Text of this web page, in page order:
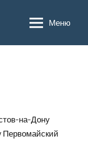
Меню
на-Дону
Первомайский